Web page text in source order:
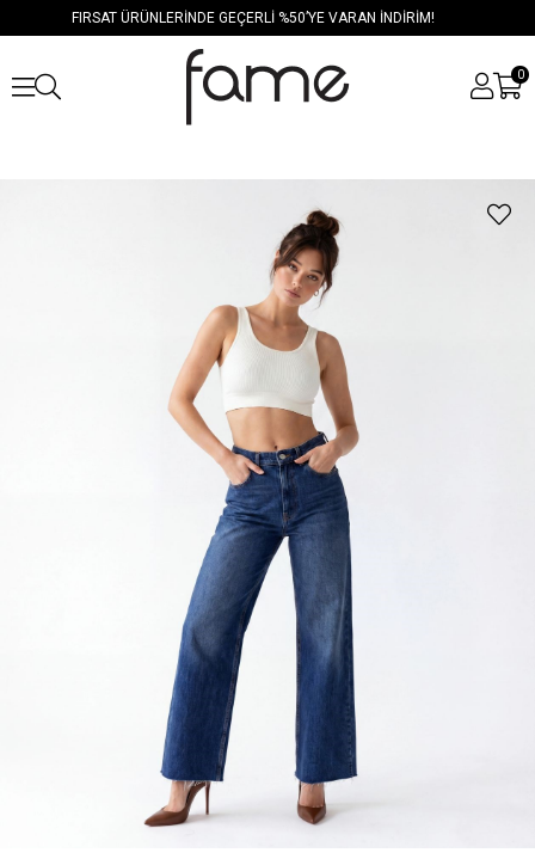
FIRSAT ÜRÜNLERİNDE GEÇERLİ %50’YE VARAN İNDİRİM!
0